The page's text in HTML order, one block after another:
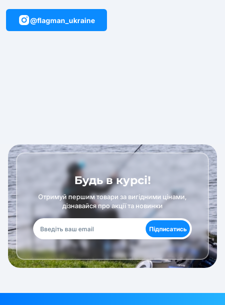
@flagman_ukraine
Будь в курсі!
Отримуй першим товари за вигідними цінами,
дізнавайся про акції та новинки
Підписатись